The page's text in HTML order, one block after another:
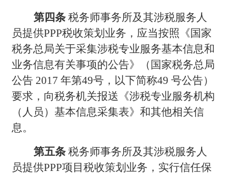
第四条税务师事务所及其涉税服务人
员提供PPP税收策划业务，应当按照《国家
税务总局关于采集涉税专业服务基本信息和
业务信息有关事项的公告》（国家税务总局
公告 2017 年第49号，以下简称49 号公告）
要求，向税务机关报送《涉税专业服务机构
（人员）基本信息采集表》和其他相关信
息。
第五条税务师事务所及其涉税服务人
员提供PPP项目税收策划业务，实行信任保